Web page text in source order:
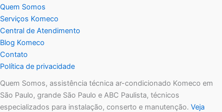
Quem Somos
Serviços Komeco
Central de Atendimento
Blog Komeco
Contato
Política de privacidade
Quem Somos, assistência técnica ar-condicionado Komeco em
São Paulo, grande São Paulo e ABC Paulista, técnicos
especializados para instalação, conserto e manutenção. Veja